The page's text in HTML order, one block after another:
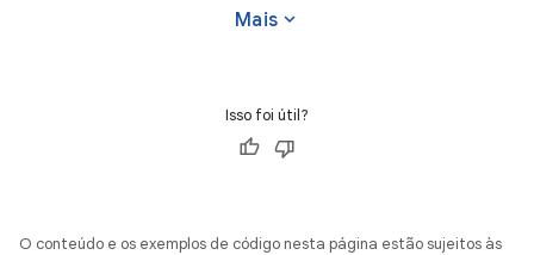
Mais expand_more
Isso foi útil?
O conteúdo e os exemplos de código nesta página estão sujeitos às